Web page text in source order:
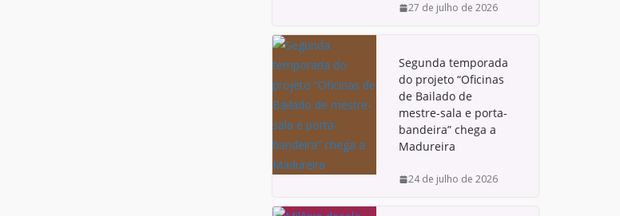
27 de julho de 2026
Segunda temporada
do projeto “Oficinas
de Bailado de
mestre-sala e porta-
bandeira” chega a
Madureira
24 de julho de 2026